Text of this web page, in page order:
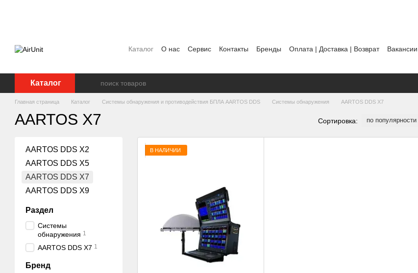
Каталог О нас Сервис Контакты Бренды Оплата | Доставка | Возврат Вакансии
Каталог
Главная страница Каталог Системы обнаружения и противодействия БПЛА AARTOS DDS Системы обнаружения AARTOS DDS X7
AARTOS X7 Сортировка: по популярности
В НАЛИЧИИ
AARTOS DDS X2
AARTOS DDS X5
AARTOS DDS X7
AARTOS DDS X9
Раздел
Системы
обнаружения 1
AARTOS DDS X7 1
Бренд